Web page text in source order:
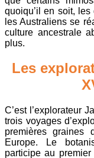
quoiqu’il en soit,
les Australiens se
culture ancestrale
plus.
Les
C’est l’explorateur
trois voyages
premières graines
Europe. Le
participe au